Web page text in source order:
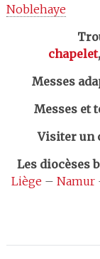
Noblehaye
Trouver
chapelet
Messes
Messes et
Visiter un
Les diocèses
Liège – Namur